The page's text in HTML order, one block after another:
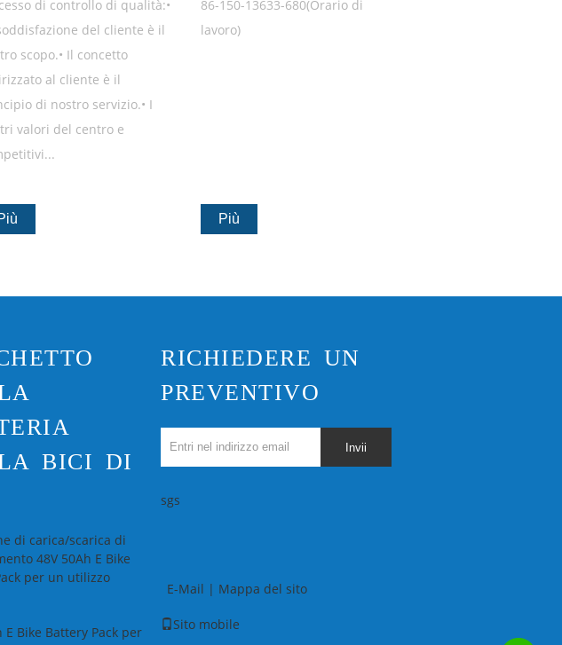
di controllo di qualità:•
del cliente è il
scopo.• Il concetto
al cliente è il
di nostro servizio.• I
valori del centro e
86-150-13633-680(Orario di
lavoro)
Più
BICI DI
di carica/scarica di
48V 50Ah E Bike
per un utilizzo
E Bike Battery Pack per
RICHIEDERE UN
PREVENTIVO
Invii
sgs
E-Mail Mappa del sito
Sito mobile